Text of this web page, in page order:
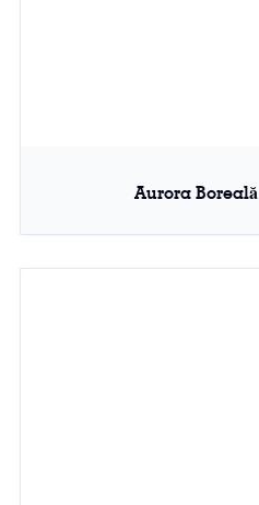
Aurora Boreală